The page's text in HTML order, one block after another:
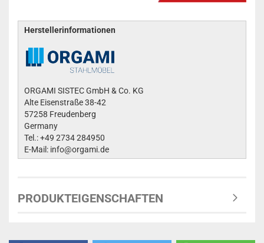
Herstellerinformationen
ORGAMI SISTEC GmbH & Co. KG
Alte Eisenstraße 38-42
57258 Freudenberg
Germany
Tel.: +49 2734 284950
E-Mail: info@orgami.de
PRODUKTEIGENSCHAFTEN